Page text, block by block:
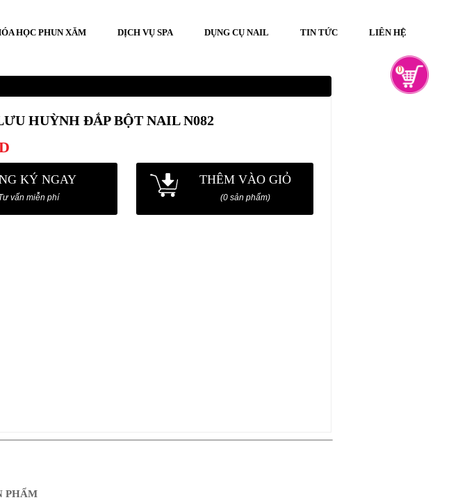
0
HỌC PHUN XĂM DỊCH VỤ SPA DỤNG CỤ NAIL TIN TỨC LIÊN HỆ
HUỲNH ĐẮP BỘT NAIL N082
KÝ NGAY
vấn miễn phí
THÊM VÀO GIỎ
(0 sản phẩm)
PHẨM